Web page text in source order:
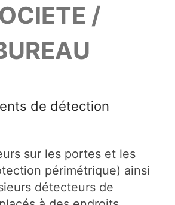
/
de détection
sur les portes et les
périmétrique) ainsi
détecteurs de